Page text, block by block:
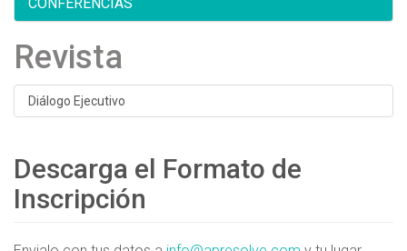
Revista
Diálogo Ejecutivo
Descarga el Formato de
Inscripción